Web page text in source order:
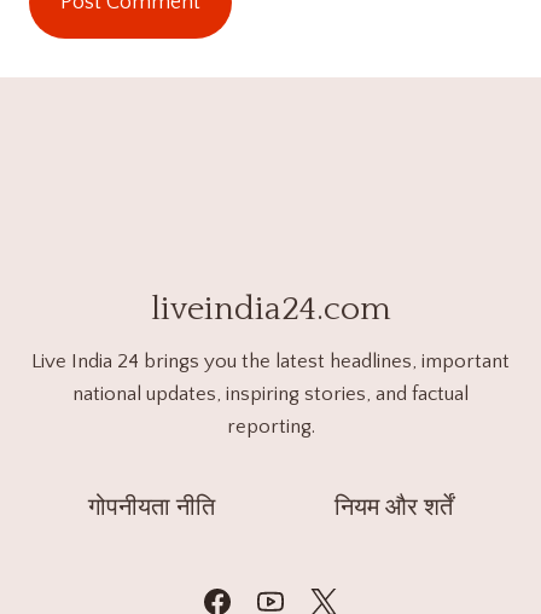
liveindia24.com
Live India 24 brings you the latest headlines, important
national updates, inspiring stories, and factual
reporting.
गोपनीयता नीति नियम और शर्तें